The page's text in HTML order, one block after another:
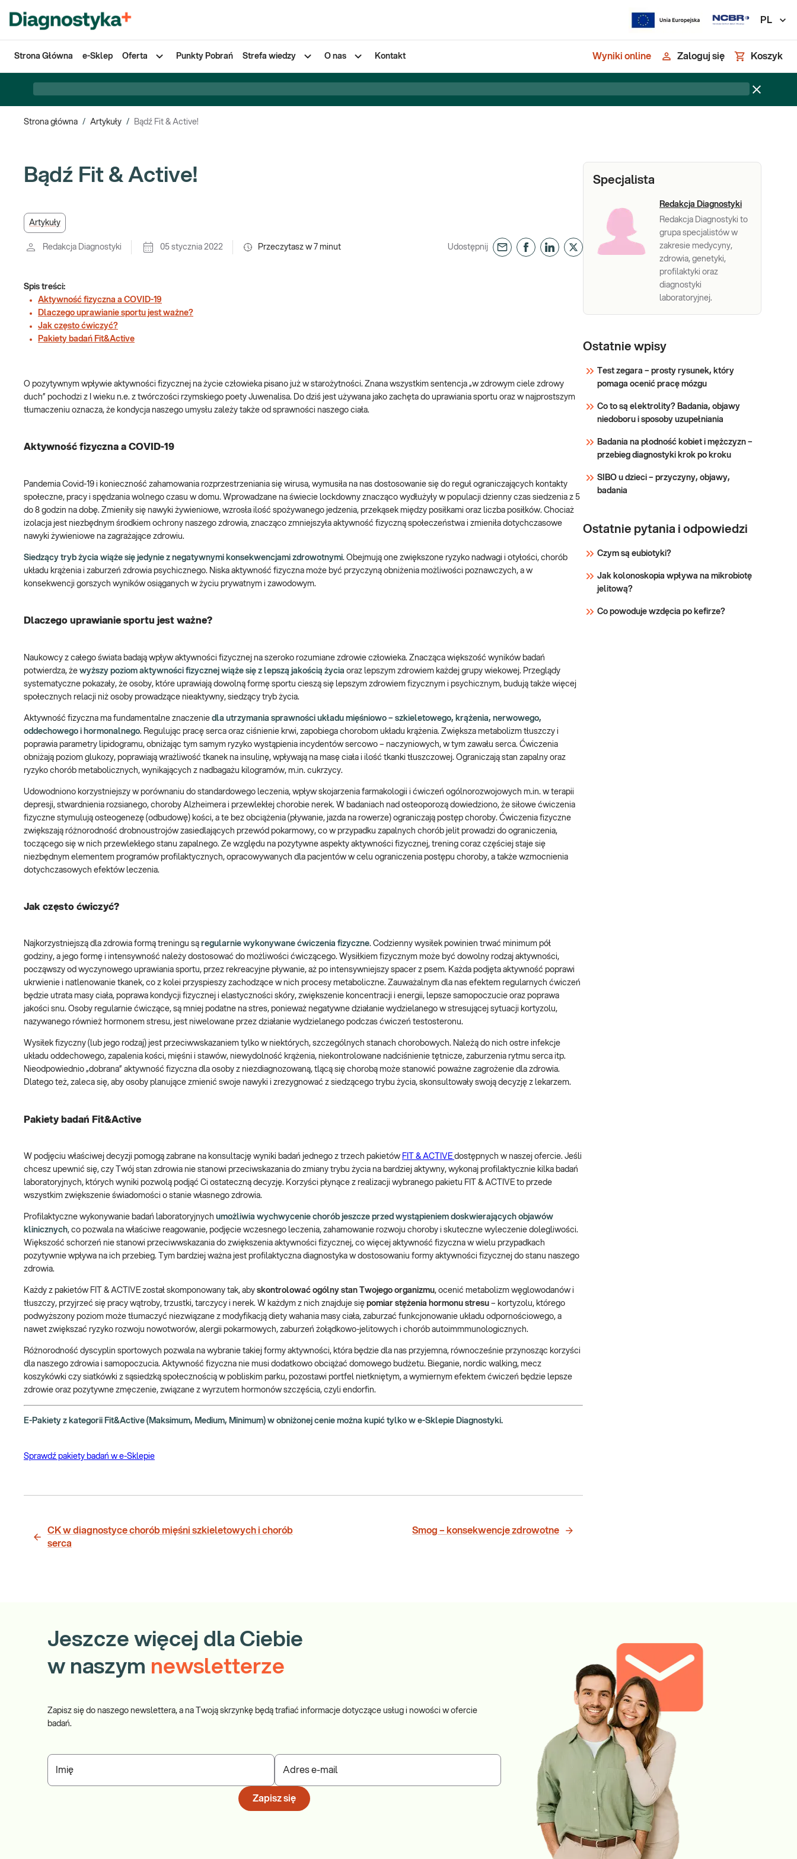
PL
Strona Główna e-Sklep Oferta Punkty Pobrań Strefa wiedzy O nas Kontakt Wyniki online Zaloguj się Koszyk
Strona główna / Artykuły / Bądź Fit & Active!
Bądź Fit & Active!
Artykuły
Redakcja Diagnostyki 05 stycznia 2022 Przeczytasz w 7 minut Udostępnij
Spis treści:
Aktywność fizyczna a COVID-19
Dlaczego uprawianie sportu jest ważne?
Jak często ćwiczyć?
Pakiety badań Fit&Active
O pozytywnym wpływie aktywności fizycznej na życie człowieka pisano już w starożytności. Znana wszystkim sentencja „w zdrowym ciele zdrowy
duch” pochodzi z I wieku n.e. z twórczości rzymskiego poety Juwenalisa. Do dziś jest używana jako zachęta do uprawiania sportu oraz w najprostszym
tłumaczeniu oznacza, że kondycja naszego umysłu zależy także od sprawności naszego ciała.
Aktywność fizyczna a COVID-19
Pandemia Covid-19 i konieczność zahamowania rozprzestrzeniania się wirusa, wymusiła na nas dostosowanie się do reguł ograniczających kontakty
społeczne, pracy i spędzania wolnego czasu w domu. Wprowadzane na świecie lockdowny znacząco wydłużyły w populacji dzienny czas siedzenia z 5
do 8 godzin na dobę. Zmieniły się nawyki żywieniowe, wzrosła ilość spożywanego jedzenia, przekąsek między posiłkami oraz liczba posiłków. Chociaż
izolacja jest niezbędnym środkiem ochrony naszego zdrowia, znacząco zmniejszyła aktywność fizyczną społeczeństwa i zmieniła dotychczasowe
nawyki żywieniowe na zagrażające zdrowiu.
Siedzący tryb życia wiąże się jedynie z negatywnymi konsekwencjami zdrowotnymi. Obejmują one zwiększone ryzyko nadwagi i otyłości, chorób
układu krążenia i zaburzeń zdrowia psychicznego. Niska aktywność fizyczna może być przyczyną obniżenia możliwości poznawczych, a w
konsekwencji gorszych wyników osiąganych w życiu prywatnym i zawodowym.
Dlaczego uprawianie sportu jest ważne?
Naukowcy z całego świata badają wpływ aktywności fizycznej na szeroko rozumiane zdrowie człowieka. Znacząca większość wyników badań
potwierdza, że wyższy poziom aktywności fizycznej wiąże się z lepszą jakością życia oraz lepszym zdrowiem każdej grupy wiekowej. Przeglądy
systematyczne pokazały, że osoby, które uprawiają dowolną formę sportu cieszą się lepszym zdrowiem fizycznym i psychicznym, budują także więcej
społecznych relacji niż osoby prowadzące nieaktywny, siedzący tryb życia.
Aktywność fizyczna ma fundamentalne znaczenie dla utrzymania sprawności układu mięśniowo – szkieletowego, krążenia, nerwowego,
oddechowego i hormonalnego. Regulując pracę serca oraz ciśnienie krwi, zapobiega chorobom układu krążenia. Zwiększa metabolizm tłuszczy i
poprawia parametry lipidogramu, obniżając tym samym ryzyko wystąpienia incydentów sercowo – naczyniowych, w tym zawału serca. Ćwiczenia
obniżają poziom glukozy, poprawiają wrażliwość tkanek na insulinę, wpływają na masę ciała i ilość tkanki tłuszczowej. Ograniczają stan zapalny oraz
ryzyko chorób metabolicznych, wynikających z nadbagażu kilogramów, m.in. cukrzycy.
Udowodniono korzystniejszy w porównaniu do standardowego leczenia, wpływ skojarzenia farmakologii i ćwiczeń ogólnorozwojowych m.in. w terapii
depresji, stwardnienia rozsianego, choroby Alzheimera i przewlekłej chorobie nerek. W badaniach nad osteoporozą dowiedziono, że siłowe ćwiczenia
fizyczne stymulują osteogenezę (odbudowę) kości, a te bez obciążenia (pływanie, jazda na rowerze) ograniczają postęp choroby. Ćwiczenia fizyczne
zwiększają różnorodność drobnoustrojów zasiedlających przewód pokarmowy, co w przypadku zapalnych chorób jelit prowadzi do ograniczenia,
toczącego się w nich przewlekłego stanu zapalnego. Ze względu na pozytywne aspekty aktywności fizycznej, trening coraz częściej staje się
niezbędnym elementem programów profilaktycznych, opracowywanych dla pacjentów w celu ograniczenia postępu choroby, a także wzmocnienia
dotychczasowych efektów leczenia.
Jak często ćwiczyć?
Najkorzystniejszą dla zdrowia formą treningu są regularnie wykonywane ćwiczenia fizyczne. Codzienny wysiłek powinien trwać minimum pół
godziny, a jego formę i intensywność należy dostosować do możliwości ćwiczącego. Wysiłkiem fizycznym może być dowolny rodzaj aktywności,
począwszy od wyczynowego uprawiania sportu, przez rekreacyjne pływanie, aż po intensywniejszy spacer z psem. Każda podjęta aktywność poprawi
ukrwienie i natlenowanie tkanek, co z kolei przyspieszy zachodzące w nich procesy metaboliczne. Zauważalnym dla nas efektem regularnych ćwiczeń
będzie utrata masy ciała, poprawa kondycji fizycznej i elastyczności skóry, zwiększenie koncentracji i energii, lepsze samopoczucie oraz poprawa
jakości snu. Osoby regularnie ćwiczące, są mniej podatne na stres, ponieważ negatywne działanie wydzielanego w stresującej sytuacji kortyzolu,
nazywanego również hormonem stresu, jest niwelowane przez działanie wydzielanego podczas ćwiczeń testosteronu.
Wysiłek fizyczny (lub jego rodzaj) jest przeciwwskazaniem tylko w niektórych, szczególnych stanach chorobowych. Należą do nich ostre infekcje
układu oddechowego, zapalenia kości, mięśni i stawów, niewydolność krążenia, niekontrolowane nadciśnienie tętnicze, zaburzenia rytmu serca itp.
Nieodpowiednio „dobrana” aktywność fizyczna dla osoby z niezdiagnozowaną, tlącą się chorobą może stanowić poważne zagrożenie dla zdrowia.
Dlatego też, zaleca się, aby osoby planujące zmienić swoje nawyki i zrezygnować z siedzącego trybu życia, skonsultowały swoją decyzję z lekarzem.
Pakiety badań Fit&Active
W podjęciu właściwej decyzji pomogą zabrane na konsultację wyniki badań jednego z trzech pakietów FIT & ACTIVE dostępnych w naszej ofercie. Jeśli
chcesz upewnić się, czy Twój stan zdrowia nie stanowi przeciwskazania do zmiany trybu życia na bardziej aktywny, wykonaj profilaktycznie kilka badań
laboratoryjnych, których wyniki pozwolą podjąć Ci ostateczną decyzję. Korzyści płynące z realizacji wybranego pakietu FIT & ACTIVE to przede
wszystkim zwiększenie świadomości o stanie własnego zdrowia.
Profilaktyczne wykonywanie badań laboratoryjnych umożliwia wychwycenie chorób jeszcze przed wystąpieniem doskwierających objawów
klinicznych, co pozwala na właściwe reagowanie, podjęcie wczesnego leczenia, zahamowanie rozwoju choroby i skuteczne wyleczenie dolegliwości.
Większość schorzeń nie stanowi przeciwwskazania do zwiększenia aktywności fizycznej, co więcej aktywność fizyczna w wielu przypadkach
pozytywnie wpływa na ich przebieg. Tym bardziej ważna jest profilaktyczna diagnostyka w dostosowaniu formy aktywności fizycznej do stanu naszego
zdrowia.
Każdy z pakietów FIT & ACTIVE został skomponowany tak, aby skontrolować ogólny stan Twojego organizmu, ocenić metabolizm węglowodanów i
tłuszczy, przyjrzeć się pracy wątroby, trzustki, tarczycy i nerek. W każdym z nich znajduje się pomiar stężenia hormonu stresu – kortyzolu, którego
podwyższony poziom może tłumaczyć niezwiązane z modyfikacją diety wahania masy ciała, zaburzać funkcjonowanie układu odpornościowego, a
nawet zwiększać ryzyko rozwoju nowotworów, alergii pokarmowych, zaburzeń żołądkowo-jelitowych i chorób autoimmmunologicznych.
Różnorodność dyscyplin sportowych pozwala na wybranie takiej formy aktywności, która będzie dla nas przyjemna, równocześnie przynosząc korzyści
dla naszego zdrowia i samopoczucia. Aktywność fizyczna nie musi dodatkowo obciążać domowego budżetu. Bieganie, nordic walking, mecz
koszykówki czy siatkówki z sąsiedzką społecznością w pobliskim parku, pozostawi portfel nietkniętym, a wymiernym efektem ćwiczeń będzie lepsze
zdrowie oraz pozytywne zmęczenie, związane z wyrzutem hormonów szczęścia, czyli endorfin.
E-Pakiety z kategorii Fit&Active (Maksimum, Medium, Minimum) w obniżonej cenie można kupić tylko w e-Sklepie Diagnostyki.
Sprawdź pakiety badań w e-Sklepie
CK w diagnostyce chorób mięśni szkieletowych i chorób
serca
Smog – konsekwencje zdrowotne
Specjalista
Redakcja Diagnostyki
Redakcja Diagnostyki to
grupa specjalistów w
zakresie medycyny,
zdrowia, genetyki,
profilaktyki oraz
diagnostyki
laboratoryjnej.
Ostatnie wpisy
Test zegara – prosty rysunek, który
pomaga ocenić pracę mózgu
Co to są elektrolity? Badania, objawy
niedoboru i sposoby uzupełniania
Badania na płodność kobiet i mężczyzn –
przebieg diagnostyki krok po kroku
SIBO u dzieci – przyczyny, objawy,
badania
Ostatnie pytania i odpowiedzi
Czym są eubiotyki?
Jak kolonoskopia wpływa na mikrobiotę
jelitową?
Co powoduje wzdęcia po kefirze?
Jeszcze więcej dla Ciebie
w naszym newsletterze
Zapisz się do naszego newslettera, a na Twoją skrzynkę będą trafiać informacje dotyczące usług i nowości w ofercie
badań.
Imię Adres e-mail
Zapisz się